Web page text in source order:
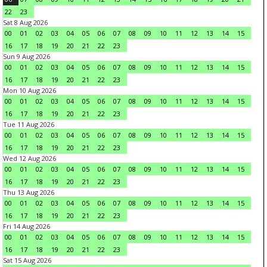
22
23
Sat 8 Aug 2026
00
01 02 03 04 05 06 07 08 09 10 11 12 13 14
15
16
17 18 19 20 21 22
23
Sun 9 Aug 2026
00
01 02 03 04 05 06 07 08 09 10 11 12 13 14
15
16
17 18 19 20 21 22
23
Mon 10 Aug 2026
00
01 02 03 04 05 06 07 08 09 10 11 12 13 14
15
16
17 18 19 20 21 22
23
Tue 11 Aug 2026
00
01 02 03 04 05 06 07 08 09 10 11 12 13 14
15
16
17 18 19 20 21 22
23
Wed 12 Aug 2026
00
01 02 03 04 05 06 07 08 09 10 11 12 13 14
15
16
17 18 19 20 21 22
23
Thu 13 Aug 2026
00
01 02 03 04 05 06 07 08 09 10 11 12 13 14
15
16
17 18 19 20 21 22
23
Fri 14 Aug 2026
00
01 02 03 04 05 06 07 08 09 10 11 12 13 14
15
16
17 18 19 20 21 22
23
Sat 15 Aug 2026